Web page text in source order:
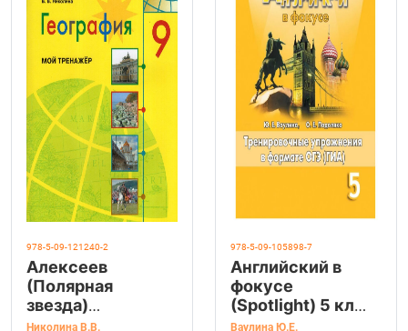
978-5-09-121240-2
Алексеев
(Полярная
звезда)
География 9
Николина В.В.
978-5-09-105898-7
Английский в
фокусе
(Spotlight) 5 кл
Тренировочные
Ваулина Ю.Е.